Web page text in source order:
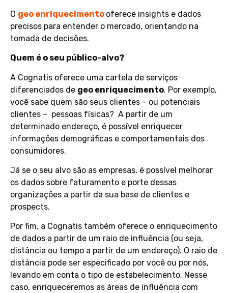
O geo enriquecimento oferece insights e dados
precisos para entender o mercado, orientando na
tomada de decisões.
Quem é o seu público-alvo?
A Cognatis oferece uma cartela de serviços
diferenciados de geo enriquecimento. Por exemplo,
você sabe quem são seus clientes – ou potenciais
clientes – pessoas físicas? A partir de um
determinado endereço, é possível enriquecer
informações demográficas e comportamentais dos
consumidores.
Já se o seu alvo são as empresas, é possível melhorar
os dados sobre faturamento e porte dessas
organizações a partir da sua base de clientes e
prospects.
Por fim, a Cognatis também oferece o enriquecimento
de dados a partir de um raio de influência (ou seja,
distância ou tempo a partir de um endereço). O raio de
distância pode ser especificado por você ou por nós,
levando em conta o tipo de estabelecimento. Nesse
caso, enriqueceremos as áreas de influência com